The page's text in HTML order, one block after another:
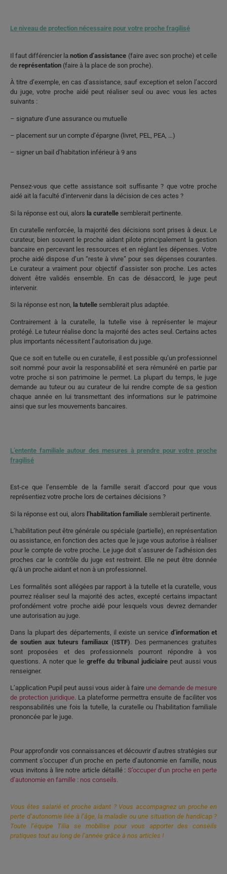
Le niveau de protection nécessaire pour votre proche fragilisé
Il faut différencier lanotion d’assistance (faire avec son proche) et celle
de représentation (faire à la place de son proche).
À titre d’exemple, en cas d’assistance, sauf exception et selon l’accord
du juge, votre proche aidé peut réaliser seul ou avec vous les actes
suivants :
– signature d’une assurance ou mutuelle
– placement sur un compte d’épargne (livret, PEL, PEA, …)
– signer un bail d’habitation inférieur à 9 ans
Pensez-vous que cette assistance soit suffisante ? que votre proche
aidé ait la faculté d’intervenir dans la décision de ces actes ?
Si la réponse est oui, alors la curatelle semblerait pertinente.
En curatelle renforcée, la majorité des décisions sont prises à deux. Le
curateur, bien souvent le proche aidant pilote principalement la gestion
bancaire en percevant les ressources et en réglant les dépenses. Votre
proche aidé dispose d’un “reste à vivre” pour ses dépenses courantes.
Le curateur a vraiment pour objectif d’assister son proche. Les actes
doivent être validés ensemble. En cas de désaccord, le juge peut
intervenir.
Si la réponse est non, la tutelle semblerait plus adaptée.
Contrairement à la curatelle, la tutelle vise à représenter le majeur
protégé. Le tuteur réalise donc la majorité des actes seul. Certains actes
plus importants nécessitent l’autorisation du juge.
Que ce soit en tutelle ou en curatelle, il est possible qu’un professionnel
soit nommé pour avoir la responsabilité et sera rémunéré en partie par
votre proche si son patrimoine le permet. La plupart du temps, le juge
demande au tuteur ou au curateur de lui rendre compte de sa gestion
chaque année en lui transmettant des informations sur le patrimoine
ainsi que sur les mouvements bancaires.
L’entente familiale autour des mesures à prendre pour votre proche
fragilisé
Est-ce que l’ensemble de la famille serait d’accord pour que vous
représentiez votre proche lors de certaines décisions ?
Si la réponse est oui, alors l’habilitation familiale semblerait pertinente.
L’habilitation peut être générale ou spéciale (partielle), en représentation
ou assistance, en fonction des actes que le juge vous autorise à réaliser
pour le compte de votre proche. Le juge doit s’assurer de l’adhésion des
proches car le contrôle du juge est restreint. Elle ne peut être donnée
qu’à un proche aidant et non à un professionnel.
Les formalités sont allégées par rapport à la tutelle et la curatelle, vous
pourrez réaliser seul la majorité des actes, excepté certains impactant
profondément votre proche aidé pour lesquels vous devrez demander
une autorisation au juge.
Dans la plupart des départements, il existe un service d’information et
de soutien aux tuteurs familiaux (ISTF). Des permanences gratuites
sont proposées et des professionnels pourront répondre à vos
questions. A noter que legreffe du tribunal judiciairepeut aussi vous
renseigner.
L’application Pupil peut aussi vous aider à faire une demande de mesure
de protection juridique. La plateforme permettra ensuite de faciliter vos
responsabilités une fois la tutelle, la curatelle ou l’habilitation familiale
prononcée par le juge.
Pour approfondir vos connaissances et découvrir d’autres stratégies sur
comment s’occuper d’un proche en perte d’autonomie en famille, nous
vous invitons à lire notre article détaillé : S’occuper d’un proche en perte
d’autonomie en famille : nos conseils.
Vous êtes salarié et proche aidant ? Vous accompagnez un proche en
perte d’autonomie liée à l’âge, la maladie ou une situation de handicap ?
Toute l’équipe Tilia se mobilise pour vous apporter des conseils
pratiques tout au long de l’année grâce à nos articles !